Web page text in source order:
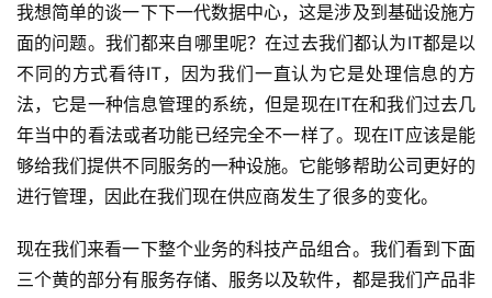
我想简单的谈一下下一代数据中心，这是涉及到基础设施方
面的问题。我们都来自哪里呢？在过去我们都认为IT都是以
不同的方式看待IT，因为我们一直认为它是处理信息的方
法，它是一种信息管理的系统，但是现在IT在和我们过去几
年当中的看法或者功能已经完全不一样了。现在IT应该是能
够给我们提供不同服务的一种设施。它能够帮助公司更好的
进行管理，因此在我们现在供应商发生了很多的变化。
现在我们来看一下整个业务的科技产品组合。我们看到下面
三个黄的部分有服务存储、服务以及软件，都是我们产品非